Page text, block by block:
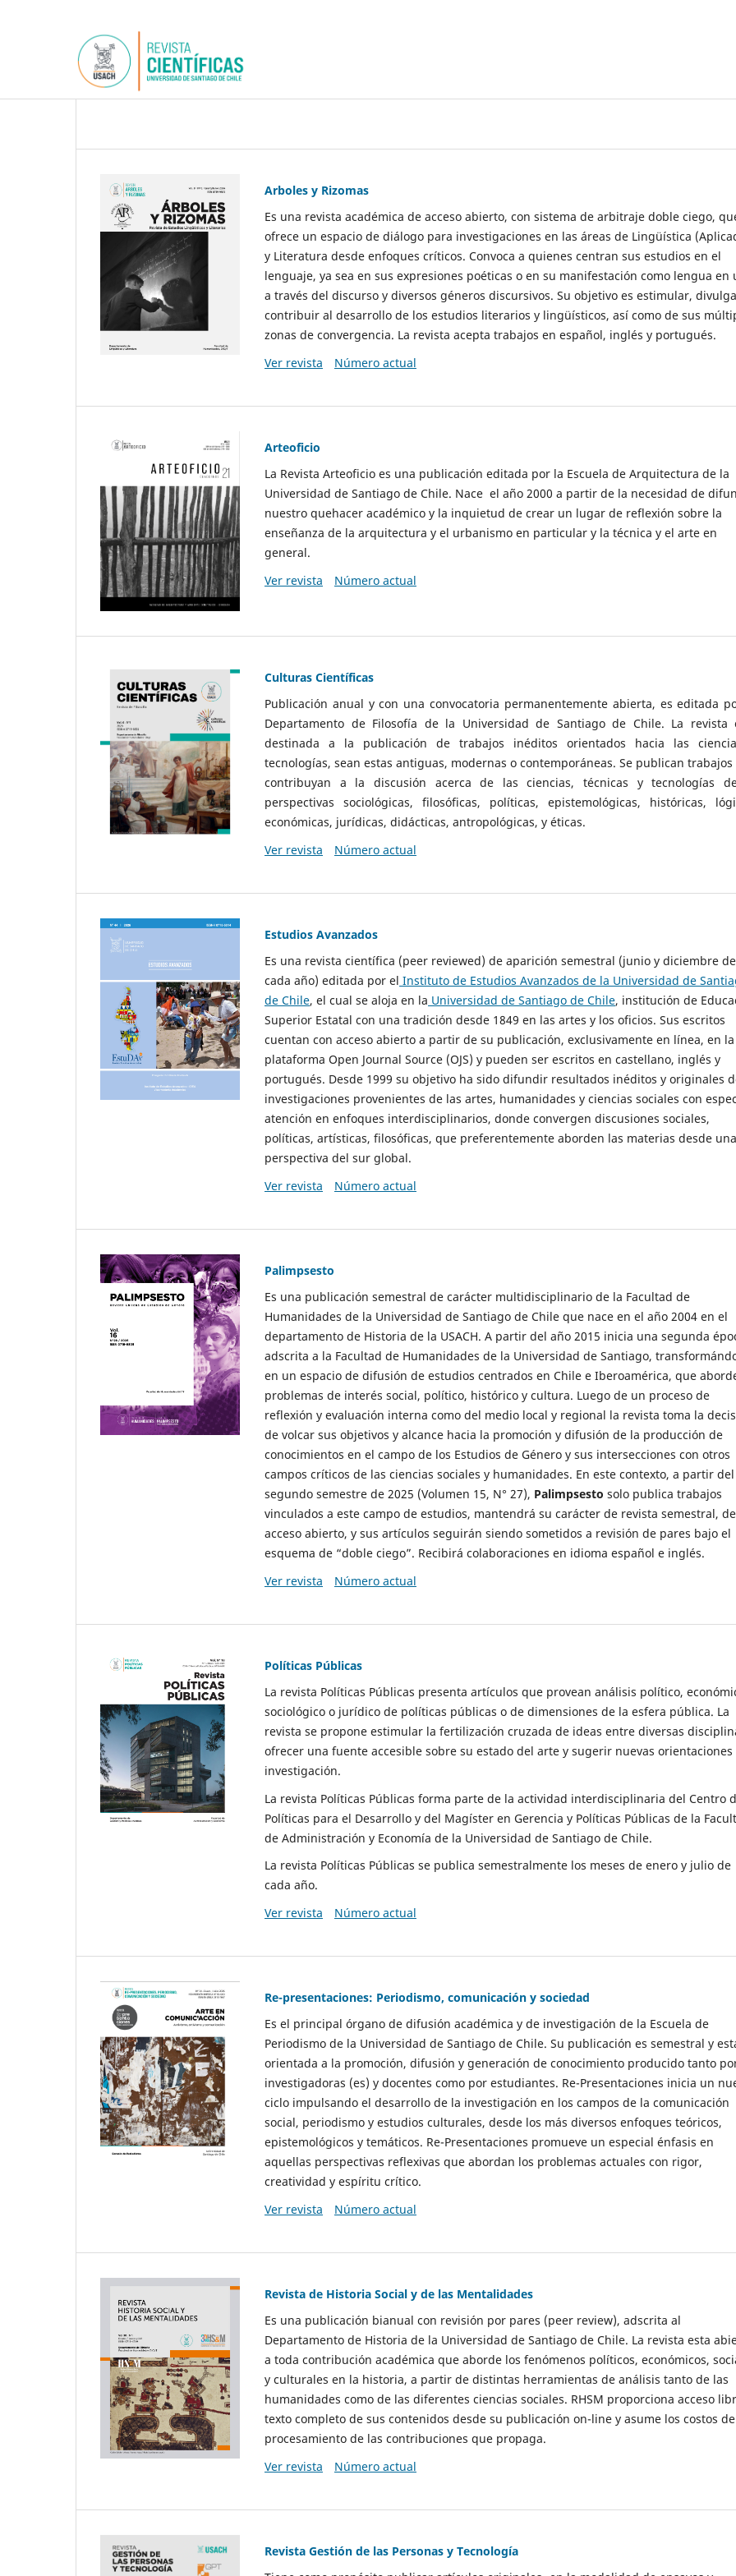
Arboles y Rizomas
Es una revista académica de acceso abierto, con sistema de arbitraje doble ciego,
ofrece un espacio de diálogo para investigaciones en las áreas de Lingüística
y Literatura desde enfoques críticos. Convoca a quienes centran sus estudios en el
lenguaje, ya sea en sus expresiones poéticas o en su manifestación como lengua en
a través del discurso y diversos géneros discursivos. Su objetivo es estimular,
contribuir al desarrollo de los estudios literarios y lingüísticos, así como de sus
zonas de convergencia. La revista acepta trabajos en español, inglés y portugués.
Ver revista
Número actual
Arteoficio
La Revista Arteoficio es una publicación editada por la Escuela de Arquitectura de la
Universidad de Santiago de Chile. Nace el año 2000 a partir de la necesidad de
nuestro quehacer académico y la inquietud de crear un lugar de reflexión sobre la
enseñanza de la arquitectura y el urbanismo en particular y la técnica y el arte en
general.
Ver revista
Número actual
Culturas Científicas
Publicación anual y con una convocatoria permanentemente abierta, es editada
Departamento de Filosofía de la Universidad de Santiago de Chile. La revista
destinada a la publicación de trabajos inéditos orientados hacia las
tecnologías, sean estas antiguas, modernas o contemporáneas. Se publican
contribuyan a la discusión acerca de las ciencias, técnicas y tecnologías
perspectivas sociológicas, filosóficas, políticas, epistemológicas, históricas,
económicas, jurídicas, didácticas, antropológicas, y éticas.
Ver revista
Número actual
Estudios Avanzados
Es una revista científica (peer reviewed) de aparición semestral (junio y diciembre de
cada año) editada por el Instituto de Estudios Avanzados de la Universidad de
de Chile, el cual se aloja en la Universidad de Santiago de Chile, institución de
Superior Estatal con una tradición desde 1849 en las artes y los oficios. Sus escritos
cuentan con acceso abierto a partir de su publicación, exclusivamente en línea, en la
plataforma Open Journal Source (OJS) y pueden ser escritos en castellano, inglés y
portugués. Desde 1999 su objetivo ha sido difundir resultados inéditos y originales
investigaciones provenientes de las artes, humanidades y ciencias sociales con
atención en enfoques interdisciplinarios, donde convergen discusiones sociales,
políticas, artísticas, filosóficas, que preferentemente aborden las materias desde una
perspectiva del sur global.
Ver revista
Número actual
Palimpsesto
Es una publicación semestral de carácter multidisciplinario de la Facultad de
Humanidades de la Universidad de Santiago de Chile que nace en el año 2004 en el
departamento de Historia de la USACH. A partir del año 2015 inicia una segunda
adscrita a la Facultad de Humanidades de la Universidad de Santiago,
en un espacio de difusión de estudios centrados en Chile e Iberoamérica, que
problemas de interés social, político, histórico y cultura. Luego de un proceso de
reflexión y evaluación interna como del medio local y regional la revista toma la
de volcar sus objetivos y alcance hacia la promoción y difusión de la producción de
conocimientos en el campo de los Estudios de Género y sus intersecciones con otros
campos críticos de las ciencias sociales y humanidades. En este contexto, a partir del
segundo semestre de 2025 (Volumen 15, N° 27), Palimpsesto solo publica trabajos
vinculados a este campo de estudios, mantendrá su carácter de revista semestral, de
acceso abierto, y sus artículos seguirán siendo sometidos a revisión de pares bajo el
esquema de “doble ciego”. Recibirá colaboraciones en idioma español e inglés.
Ver revista
Número actual
Políticas Públicas
La revista Políticas Públicas presenta artículos que provean análisis político,
sociológico o jurídico de políticas públicas o de dimensiones de la esfera pública. La
revista se propone estimular la fertilización cruzada de ideas entre diversas
ofrecer una fuente accesible sobre su estado del arte y sugerir nuevas orientaciones
investigación.
La revista Políticas Públicas forma parte de la actividad interdisciplinaria del Centro
Políticas para el Desarrollo y del Magíster en Gerencia y Políticas Públicas de la
de Administración y Economía de la Universidad de Santiago de Chile.
La revista Políticas Públicas se publica semestralmente los meses de enero y julio de
cada año.
Ver revista
Número actual
Re-presentaciones: Periodismo, comunicación y sociedad
Es el principal órgano de difusión académica y de investigación de la Escuela de
Periodismo de la Universidad de Santiago de Chile. Su publicación es semestral y
orientada a la promoción, difusión y generación de conocimiento producido tanto
investigadoras (es) y docentes como por estudiantes. Re-Presentaciones inicia un
ciclo impulsando el desarrollo de la investigación en los campos de la comunicación
social, periodismo y estudios culturales, desde los más diversos enfoques teóricos,
epistemológicos y temáticos. Re-Presentaciones promueve un especial énfasis en
aquellas perspectivas reflexivas que abordan los problemas actuales con rigor,
creatividad y espíritu crítico.
Ver revista
Número actual
Revista de Historia Social y de las Mentalidades
Es una publicación bianual con revisión por pares (peer review), adscrita al
Departamento de Historia de la Universidad de Santiago de Chile. La revista esta
a toda contribución académica que aborde los fenómenos políticos, económicos,
y culturales en la historia, a partir de distintas herramientas de análisis tanto de las
humanidades como de las diferentes ciencias sociales. RHSM proporciona acceso
texto completo de sus contenidos desde su publicación on-line y asume los costos de
procesamiento de las contribuciones que propaga.
Ver revista
Número actual
Revista Gestión de las Personas y Tecnología